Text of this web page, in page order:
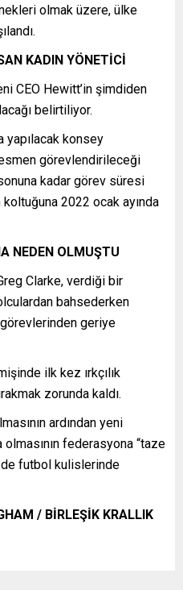
olmak üzere, ülke
KADIN YÖNETİCİ
CEO Hewitt’in şimdiden
belirtiliyor.
yapılacak konsey
görevlendirileceği
kadar görev süresi
2022 ocak ayında
NEDEN OLMUŞTU
Clarke, verdiği bir
bahsederken
geriye
ilk kez ırkçılık
zorunda kaldı.
ardından yeni
olmasının federasyona “taze
futbol kulislerinde
/ BİRLEŞİK KRALLIK